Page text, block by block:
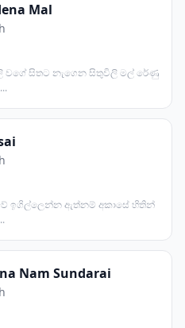
Mal
වගේ සිතට නැගෙන සිතුවිලි මල් රේණු
ඉගිල්ලෙන්න ඇත්නම් අකාසේ හිතින්
Nam Sundarai